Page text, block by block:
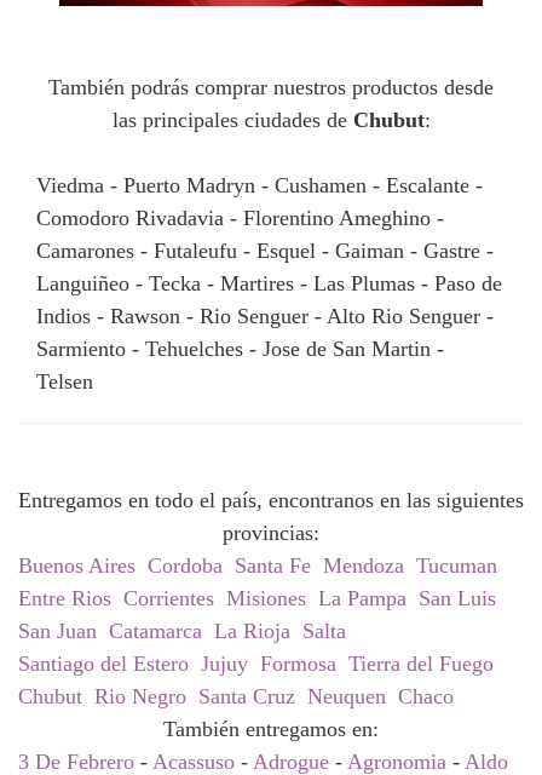
También podrás comprar nuestros productos desde
las principales ciudades de Chubut:
Viedma - Puerto Madryn - Cushamen - Escalante -
Comodoro Rivadavia - Florentino Ameghino -
Camarones - Futaleufu - Esquel - Gaiman - Gastre -
Languiñeo - Tecka - Martires - Las Plumas - Paso de
Indios - Rawson - Rio Senguer - Alto Rio Senguer -
Sarmiento - Tehuelches - Jose de San Martin -
Telsen
Entregamos en todo el país, encontranos en las siguientes
provincias:
Buenos Aires Cordoba Santa Fe Mendoza Tucuman
Entre Rios Corrientes Misiones La Pampa San Luis
San Juan Catamarca La Rioja Salta
Santiago del Estero Jujuy Formosa Tierra del Fuego
Chubut Rio Negro Santa Cruz Neuquen Chaco
También entregamos en:
3 De Febrero - Acassuso - Adrogue - Agronomia - Aldo